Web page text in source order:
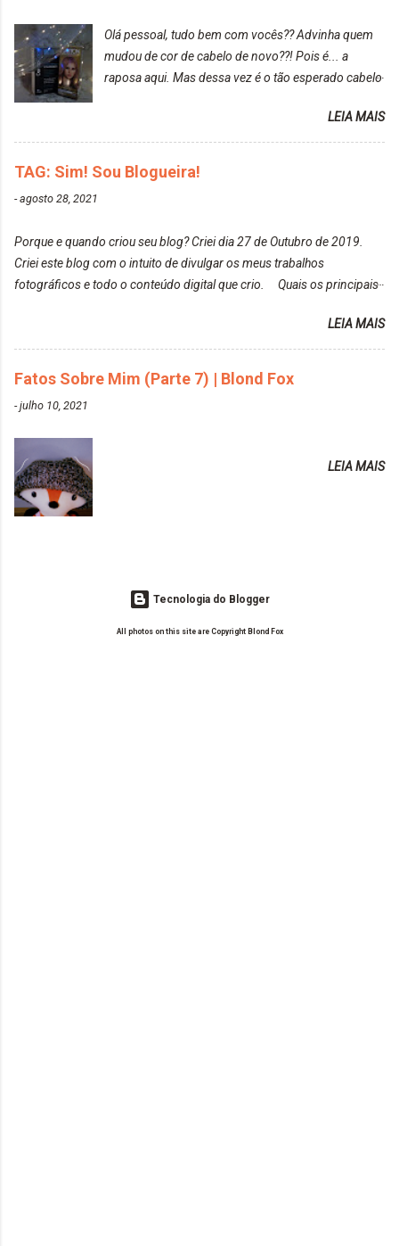
suas fotos? Sim. Posto aqui e pelas minhas páginas.
Tumblr, We heart it, ou instagram? Instagram. Eu
particularmente não gosto de Tumblr e nem do We
elas fiquem no modo original? Sou do time foto
de um determinado lugar ou de algo que estou
fotografan...
Olá pessoal, tudo bem com vocês?? Advinha quem
mudou de cor de cabelo de novo??! Pois é... a
raposa aqui. Mas dessa vez é o tão esperado cabelo
Louro Rosé Se vocês não acompanharam a saga do
meu cabelo colorido, vou deixar aqui embaixo, o link
de todos que fiz para vocês verem: ✨ Alfaparf | Alta
Moda é... Creative Crazy Colors Pink
Turkiss Blue
https://www.adrielly.com.br/2020/02/keraton-hard-
colors-turkiss-blue.html ✨ Alpha Line | Máscara
Ozzy Lilac
em meu cabelo, pois, sempre jogava tinta em cima
LEIA MAIS
TAG: Sim! Sou Blogueira!
-agosto 28, 2021
Porque e quando criou seu blog? Criei dia 27 de Outubro de 2019.
Criei este blog com o intuito de divulgar os meus trabalhos
fotográficos e todo o conteúdo digital que crio. Quais os principais
vida de Blogueira? Tem sido um sonho. Minha família me apoia muito.
Qual a parte chata da vida de Blogueira? Às vezes, a criatividade vai
embora... O que tem de melhor em ser Blogueira? Ver o seu trabalho
sendo reconhecido. Aonde deseja chegar com o seu Blog? Muito
além daquilo que imagino. Seu blog pra você é profissional ou passa-
tempo? Vejo como sendo profissional. Me empenho muito fazendo
tudo para ele. Quais blogs acompanha, e quais indica? Eu acompanho
o Drilly Design e comecei a ler as postagens do antigo blog da Sweet
Carol "Magic Days". Tem sido fácil o convívio com seguidoras e
leitoras? Claro. Seu blog já esta como quer, ou ainda ...
LEIA MAIS
Fatos Sobre Mim (Parte 7) | Blond Fox
-julho 10, 2021
LEIA MAIS
Tecnologia do Blogger
All photos on this site are Copyright Blond Fox